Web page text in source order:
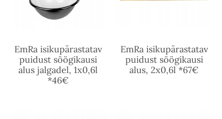
EmRa isikupärastatav
puidust söögikausi
alus jalgadel, 1x0,6l
*46€
EmRa isikupärastatav
puidust söögikausi
alus, 2x0,6l *67€